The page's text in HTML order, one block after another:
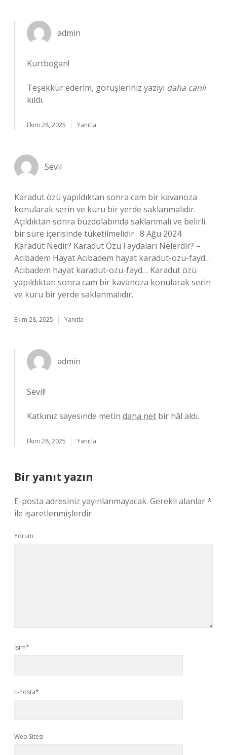
admin
Kurtboğan!
Teşekkür ederim, görüşleriniz yazıyı daha canlı
kıldı.
Ekim 28, 2025 Yanıtla
Sevil
Karadut özü yapıldıktan sonra cam bir kavanoza
konularak serin ve kuru bir yerde saklanmalıdır.
Açıldıktan sonra buzdolabında saklanmalı ve belirli
bir süre içerisinde tüketilmelidir . 8 Ağu 2024
Karadut Nedir? Karadut Özü Faydaları Nelerdir? –
Acıbadem Hayat Acıbadem hayat karadut-ozu-fayd…
Acıbadem hayat karadut-ozu-fayd… Karadut özü
yapıldıktan sonra cam bir kavanoza konularak serin
ve kuru bir yerde saklanmalıdır.
Ekim 28, 2025 Yanıtla
admin
Sevil!
Katkınız sayesinde metin daha net bir hâl aldı.
Ekim 28, 2025 Yanıtla
Bir yanıt yazın
E-posta adresiniz yayınlanmayacak. Gerekli alanlar*
ile işaretlenmişlerdir
Yorum
İsim*
E-Posta*
Web Sitesi